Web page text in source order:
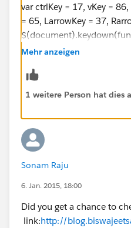
var ctrlKey = 17, vKey =
= 65, LarrowKey = 37,
ctrlKey || e.keyCode ==
e.keyCode == ShiftKey)
copy-
== xKey || e.keyCode ==
LarrowKey || e.keyCode ==
}); </script>
Mehr anzeigen
1 weitere Person hat dies
Sonam Raju
6. Jan. 2015, 18:00
Did you get a chance to
link:http://